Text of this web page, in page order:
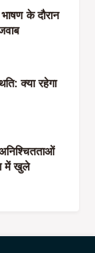
के दौरान
क्या रहेगा
में खुले